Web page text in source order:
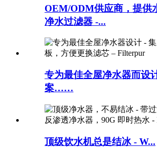
OEM/ODM供应商，提供
净水过滤器 -...
专为最佳全屋净水器而设
案……
顶级饮水机总是结冰 - W...